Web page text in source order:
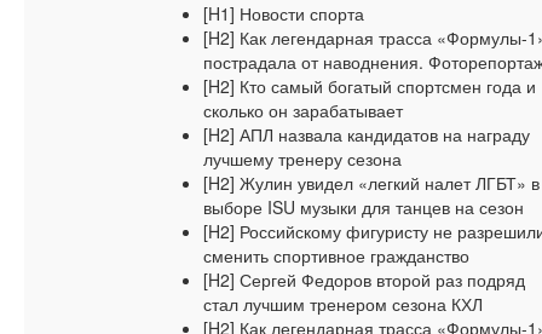
[H1] Новости спорта
[H2] Как легендарная трасса «Формулы-
пострадала от наводнения.
[H2] Кто самый богатый спортсмен года и
сколько он зарабатывает
[H2] АПЛ назвала кандидатов на награду
лучшему тренеру сезона
[H2] Жулин увидел «легкий налет ЛГБТ» в
выборе ISU музыки для танцев на сезон
[H2] Российскому фигуристу не
сменить спортивное гражданство
[H2] Сергей Федоров второй раз подряд
стал лучшим тренером сезона КХЛ
[H2] Как легендарная трасса «Формулы-